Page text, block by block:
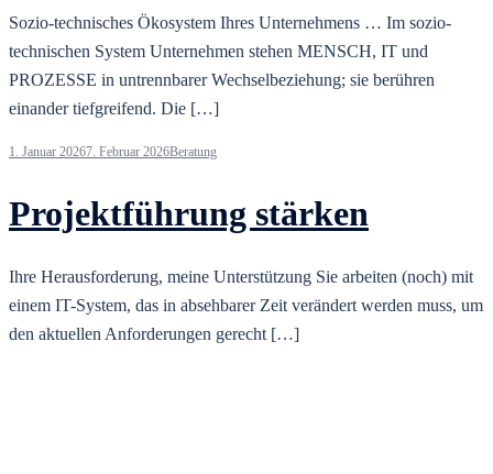
Sozio-technisches Ökosystem Ihres Unternehmens … Im sozio-
technischen System Unternehmen stehen MENSCH, IT und
PROZESSE in untrennbarer Wechselbeziehung; sie berühren
einander tiefgreifend. Die […]
1. Januar 20267. Februar 2026Beratung
Projektführung stärken
Ihre Herausforderung, meine Unterstützung Sie arbeiten (noch) mit
einem IT-System, das in absehbarer Zeit verändert werden muss, um
den aktuellen Anforderungen gerecht […]